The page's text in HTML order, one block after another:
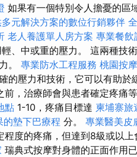
如果有一個特別令人擔憂的區
元解決方案的數位行銷夥伴
老人養護單人房方案 專業餐飲
、中或重的壓力。 這兩種技
。 專業防水工程服務 桃園按
的壓力和技術，它可以有助於
前，治療師會與患者確定疼痛
點 1-10，疼痛目標達 柬埔寨旅
的墊下巴療程 分。 專業醫美皮
度的疼痛，但達到8級或以上
瑞典式按摩對身體的正面作用